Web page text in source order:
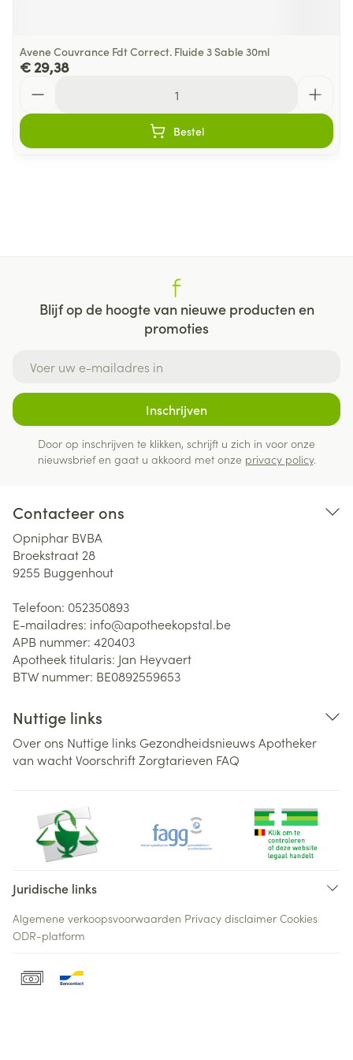
Avene Couvrance Fdt Correct. Fluide 3 Sable 30ml
€ 29,38
Bestel
Blijf op de hoogte van nieuwe producten en
promoties
Inschrijven
Door op inschrijven te klikken, schrijft u zich in voor onze
nieuwsbrief en gaat u akkoord met onze privacy policy.
Contacteer ons
Opniphar BVBA
Broekstraat 28
9255 Buggenhout
Telefoon: 052350893
E-mailadres: info@apotheekopstal.be
APB nummer: 420403
Apotheek titularis: Jan Heyvaert
BTW nummer: BE0892559653
Nuttige links
Over ons Nuttige links Gezondheidsnieuws Apotheker
van wachtVoorschriftZorgtarieven FAQ
Juridische links
Algemene verkoopsvoorwaarden Privacy disclaimer Cookies
ODR-platform